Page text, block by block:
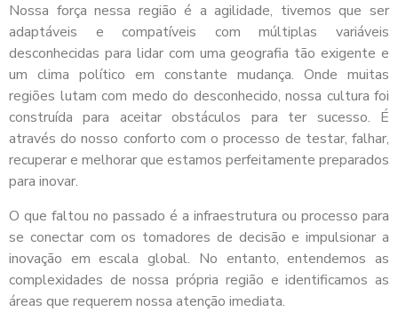
Nossa força nessa região é a agilidade, tivemos que ser
adaptáveis e compatíveis com múltiplas variáveis
desconhecidas para lidar com uma geografia tão exigente e
um clima político em constante mudança. Onde muitas
regiões lutam com medo do desconhecido, nossa cultura foi
construída para aceitar obstáculos para ter sucesso. É
através do nosso conforto com o processo de testar, falhar,
recuperar e melhorar que estamos perfeitamente preparados
para inovar.
O que faltou no passado é a infraestrutura ou processo para
se conectar com os tomadores de decisão e impulsionar a
inovação em escala global. No entanto, entendemos as
complexidades de nossa própria região e identificamos as
áreas que requerem nossa atenção imediata.